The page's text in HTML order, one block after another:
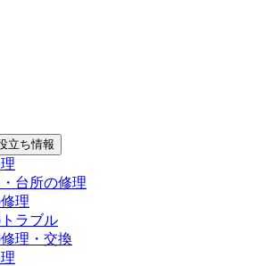
立ち情報
台所の修理
理
ラブル
理・交換